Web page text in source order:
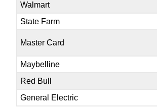
Walmart
State Farm
Master Card
Maybelline
Red Bull
General Electric